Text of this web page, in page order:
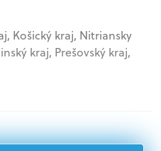
Košický kraj, Nitriansky
kraj, Prešovský kraj,